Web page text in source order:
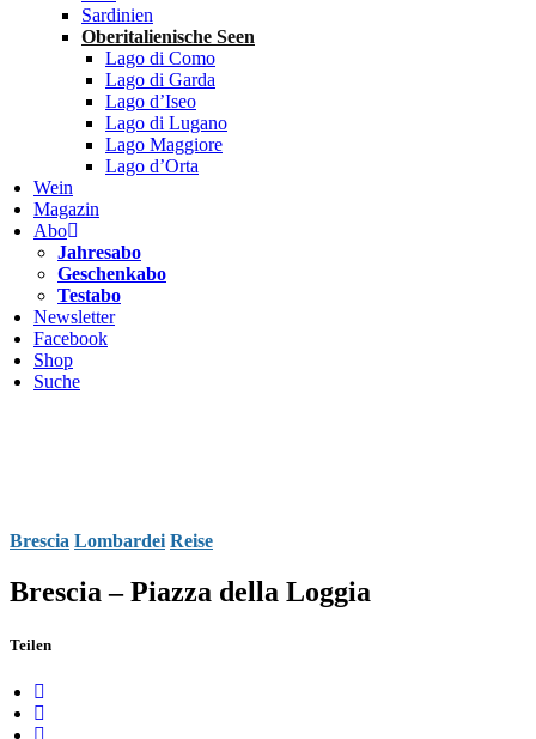
Sardinien
Oberitalienische Seen
Lago di Como
Lago di Garda
Lago d’Iseo
Lago di Lugano
Lago Maggiore
Lago d’Orta
Wein
Magazin
Abo
Jahresabo
Geschenkabo
Testabo
Newsletter
Facebook
Shop
Suche
Brescia Lombardei Reise
Brescia – Piazza della Loggia
Teilen